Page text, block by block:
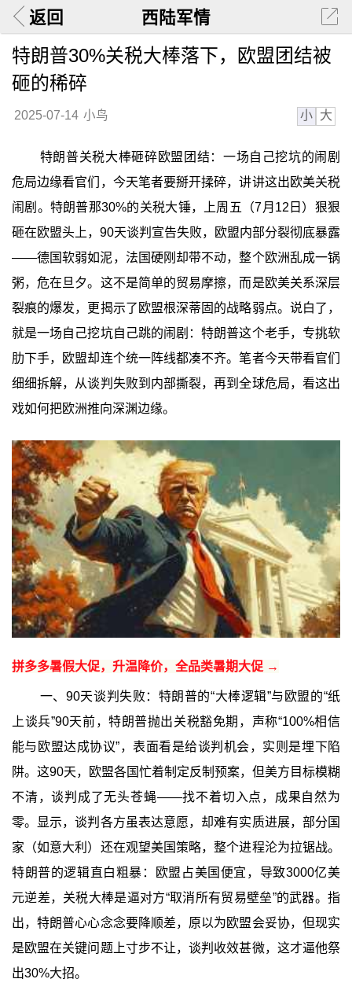
返回 西陆军情
特朗普30%关税大棒落下，欧盟团结被
砸的稀碎
2025-07-14 小鸟 小 大
特朗普关税大棒砸碎欧盟团结：一场自己挖坑的闹剧
危局边缘看官们，今天笔者要掰开揉碎，讲讲这出欧美关税
闹剧。特朗普那30%的关税大锤，上周五（7月12日）狠狠
砸在欧盟头上，90天谈判宣告失败，欧盟内部分裂彻底暴露
——德国软弱如泥，法国硬刚却带不动，整个欧洲乱成一锅
粥，危在旦夕。这不是简单的贸易摩擦，而是欧美关系深层
裂痕的爆发，更揭示了欧盟根深蒂固的战略弱点。说白了，
就是一场自己挖坑自己跳的闹剧：特朗普这个老手，专挑软
肋下手，欧盟却连个统一阵线都凑不齐。笔者今天带看官们
细细拆解，从谈判失败到内部撕裂，再到全球危局，看这出
戏如何把欧洲推向深渊边缘。
拼多多暑假大促，升温降价，全品类暑期大促 →
一、90天谈判失败：特朗普的“大棒逻辑”与欧盟的“纸
上谈兵”90天前，特朗普抛出关税豁免期，声称“100%相信
能与欧盟达成协议”，表面看是给谈判机会，实则是埋下陷
阱。这90天，欧盟各国忙着制定反制预案，但美方目标模糊
不清，谈判成了无头苍蝇——找不着切入点，成果自然为
零。显示，谈判各方虽表达意愿，却难有实质进展，部分国
家（如意大利）还在观望美国策略，整个进程沦为拉锯战。
特朗普的逻辑直白粗暴：欧盟占美国便宜，导致3000亿美
元逆差，关税大棒是逼对方“取消所有贸易壁垒”的武器。指
出，特朗普心心念念要降顺差，原以为欧盟会妥协，但现实
是欧盟在关键问题上寸步不让，谈判收效甚微，这才逼他祭
出30%大招。